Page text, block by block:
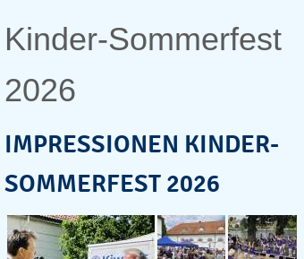
Kinder-Sommerfest
2026
IMPRESSIONEN KINDER-
SOMMERFEST 2026